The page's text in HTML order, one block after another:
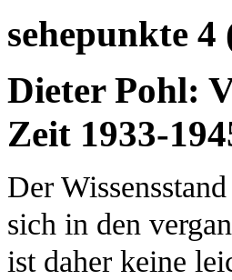
sehepunkte 4
Dieter Pohl:
Zeit 1933-
Der
sich in den
ist daher keine